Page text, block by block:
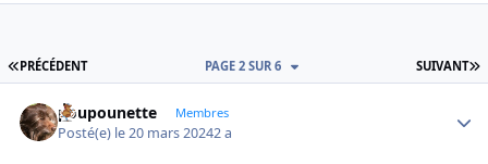
PREMIÈRE PAGE
PRÉCÉDENT SUIVANT
PAGE 2 SUR 6
poupounette Membres
Posté(e) le 20 mars 20242 a